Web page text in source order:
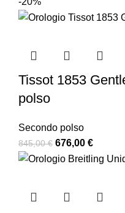
Tissot 1853
polso
Secondo polso
845,00€ 676,00 €